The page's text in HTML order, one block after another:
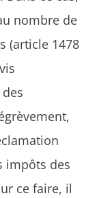
nombre de
(article 1478
impôts des
ce faire, il